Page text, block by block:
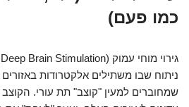
כמו פעם)
ניתוח שבו משתילים אלקטרודות
שמחוברים למעין "קוצב" תת עורי.